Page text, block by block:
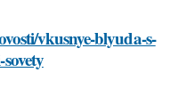
vkusnye-blyuda-s-